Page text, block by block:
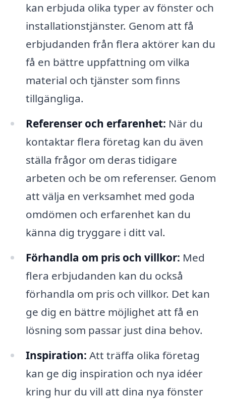
kan erbjuda olika typer av fönster och
installationstjänster. Genom att få
erbjudanden från flera aktörer kan du
få en bättre uppfattning om vilka
material och tjänster som finns
tillgängliga.
Referenser och erfarenhet: När du
kontaktar flera företag kan du även
ställa frågor om deras tidigare
arbeten och be om referenser. Genom
att välja en verksamhet med goda
omdömen och erfarenhet kan du
känna dig tryggare i ditt val.
Förhandla om pris och villkor: Med
flera erbjudanden kan du också
förhandla om pris och villkor. Det kan
ge dig en bättre möjlighet att få en
lösning som passar just dina behov.
Inspiration: Att träffa olika företag
kan ge dig inspiration och nya idéer
kring hur du vill att dina nya fönster